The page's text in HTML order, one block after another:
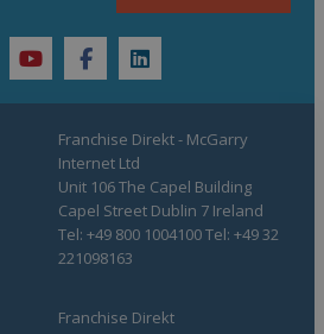
youtubefacebooklinkedin
Franchise Direkt
Franchise Direkt - McGarry
Internet Ltd
Unit 106 The Capel Building
Capel Street Dublin 7 Ireland
Tel: +49 800 1004100 Tel: +49 32
221098163